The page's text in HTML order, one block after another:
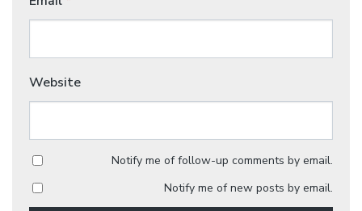
Website
Notify me of follow-up comments by email.
Notify me of new posts by email.